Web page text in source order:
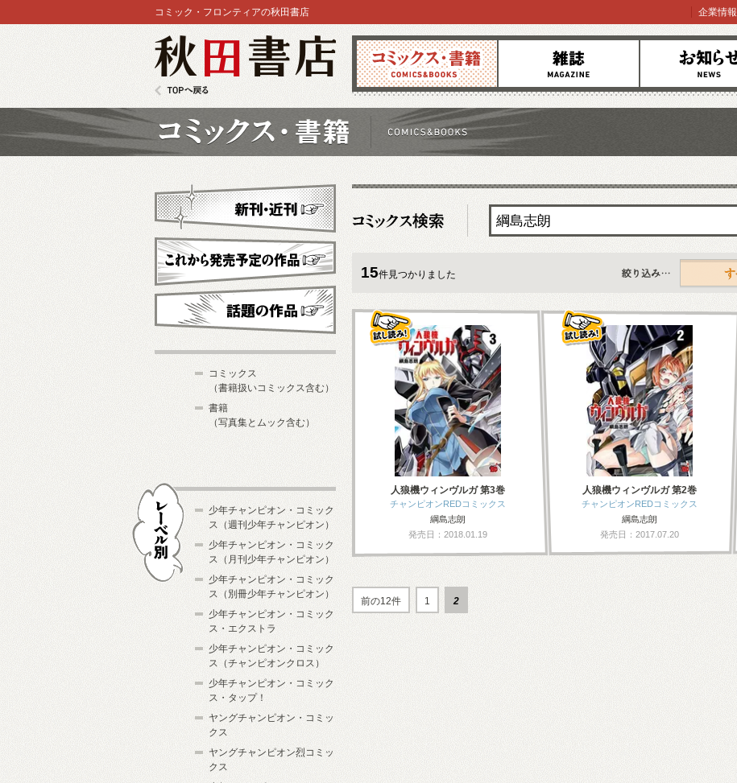
コミックス 雑誌 お知らせ
コミック・フロンティアの秋田書店 企業情報
15件見つかりました
すべて
人狼機ウィンヴルガ 第3巻
チャンピオンREDコミックス
綱島志朗
発売日：2018.01.19
人狼機ウィンヴルガ 第2巻
チャンピオンREDコミックス
綱島志朗
発売日：2017.07.20
前の12件 1 2
新刊・近刊
これから発売予定
コミックス
（書籍扱いコミックス含む）
書籍
（写真集とムック含む）
少年チャンピオン・コミック
ス（週刊少年チャンピオン）
少年チャンピオン・コミック
ス（月刊少年チャンピオン）
少年チャンピオン・コミック
ス（別冊少年チャンピオン）
少年チャンピオン・コミック
ス・エクストラ
少年チャンピオン・コミック
ス（チャンピオンクロス）
少年チャンピオン・コミック
ス・タップ！
ヤングチャンピオン・コミッ
クス
ヤングチャンピオン烈コミッ
クス